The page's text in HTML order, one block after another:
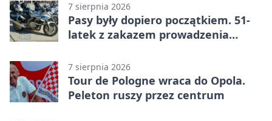
7 sierpnia 2026
Pasy były dopiero początkiem. 51-
latek z zakazem prowadzenia
7 sierpnia 2026
Tour de Pologne wraca do Opola.
Peleton ruszy przez centrum